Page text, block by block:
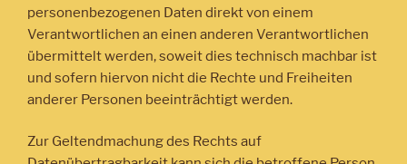
personenbezogenen Daten direkt von einem
Verantwortlichen an einen anderen Verantwortlichen
übermittelt werden, soweit dies technisch machbar ist
und sofern hiervon nicht die Rechte und Freiheiten
anderer Personen beeinträchtigt werden.
Zur Geltendmachung des Rechts auf